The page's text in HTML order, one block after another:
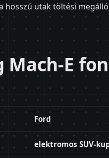
hosszú utak töltési
Mach-E
Ford
elektromos SUV-